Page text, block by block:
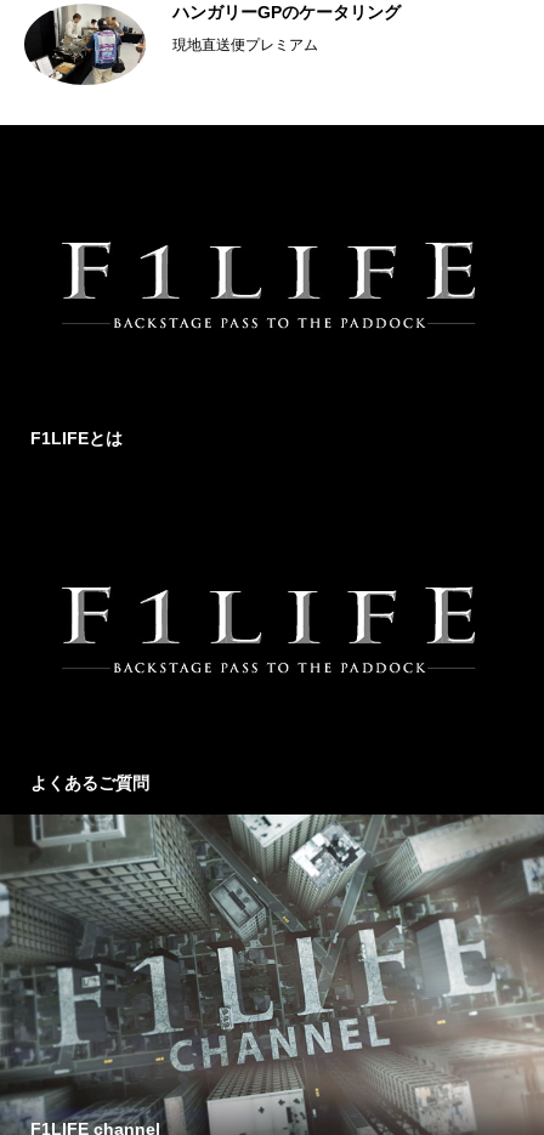
ハンガリーGPのケータリング
現地直送便プレミアム
F1LIFEとは
よくあるご質問
F1LIFE channel